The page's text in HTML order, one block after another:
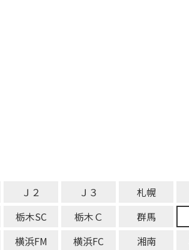
Ｊ２ Ｊ３ 札幌
栃木SC 栃木Ｃ 群馬
横浜FM 横浜FC 湘南